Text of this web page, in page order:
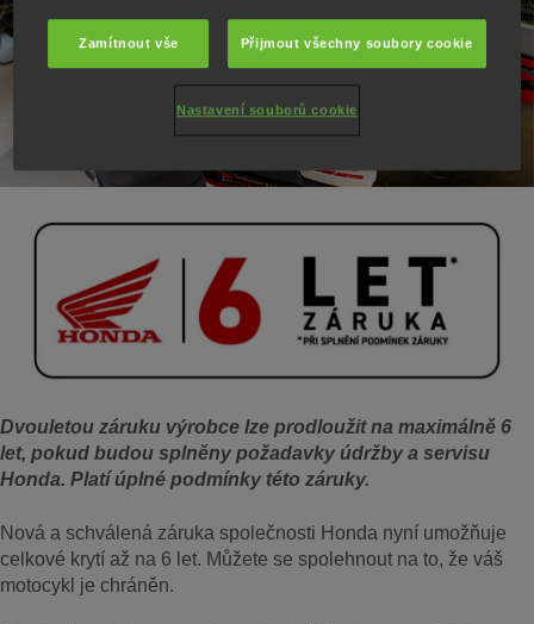
Dvouletou záruku výrobce lze prodloužit na maximálně 6
let, pokud budou splněny požadavky údržby a servisu
Honda. Platí úplné podmínky této záruky.
Nová a schválená záruka společnosti Honda nyní umožňuje
celkové krytí až na 6 let. Můžete se spolehnout na to, že váš
motocykl je chráněn.
Zamítnout vše Přijmout všechny soubory cookie
Nastavení souborů cookie